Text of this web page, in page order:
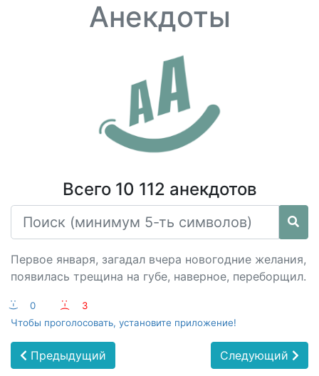
Анекдоты
Всего 10 112 анекдотов
Первое января, загадал вчера новогодние желания,
появилась трещина на губе, наверное, переборщил.
:-) 0 :-(
3
Чтобы проголосовать, установите приложение!
Предыдущий Следующий